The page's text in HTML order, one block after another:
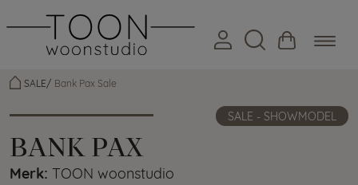
SALE Bank Pax Sale
SALE - SHOWMODEL
BANK PAX
Merk: TOON woonstudio